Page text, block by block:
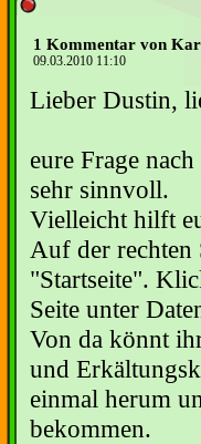
1 Kommentar von
09.03.2010 11:10
Lieber Dustin,
eure Frage
sehr sinnvoll.
Vielleicht hilft
Auf der
"Startseite".
Seite unter
Von da könnt
und
einmal herum
bekommen.